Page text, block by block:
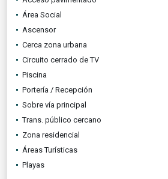
Área Social
Ascensor
Cerca zona urbana
Circuito cerrado de TV
Piscina
Portería / Recepción
Sobre vía principal
Trans. público cercano
Zona residencial
Áreas Turísticas
Playas